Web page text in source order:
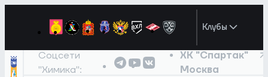
Клубы
Соцсети
"Химика":
ХК "Спартак"
Москва